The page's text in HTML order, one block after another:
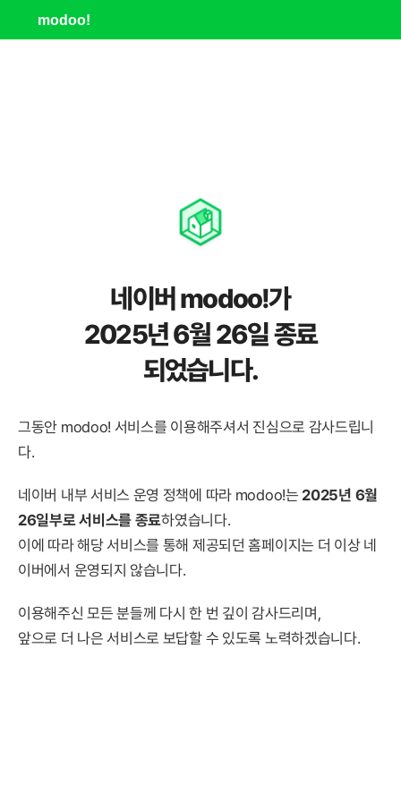
modoo!
네이버 modoo!가
2025년 6월 26일 종료
되었습니다.
그동안 modoo! 서비스를 이용해주셔서 진심으로 감사드립니
다.
네이버 내부 서비스 운영 정책에 따라 modoo!는 2025년 6월
26일부로 서비스를 종료하였습니다.
이에 따라 해당 서비스를 통해 제공되던 홈페이지는 더 이상 네
이버에서 운영되지 않습니다.
이용해주신 모든 분들께 다시 한 번 깊이 감사드리며,
앞으로 더 나은 서비스로 보답할 수 있도록 노력하겠습니다.